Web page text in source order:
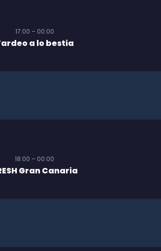
17:00 – 00:00
a lo bestia
18:00 – 00:00
Gran Canaria